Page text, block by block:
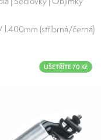
l.400mm (stříbrná/černá)
UŠETŘÍTE 70 Kč